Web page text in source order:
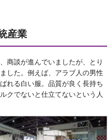
産業
商談が進んでいましたが、とり
した。例えば、アラブ人の男性
れる白い服。品質が良く長持ち
クでないと仕立てないという人